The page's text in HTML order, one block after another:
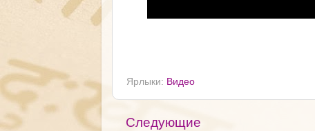
Ярлыки: Видео
Следующие